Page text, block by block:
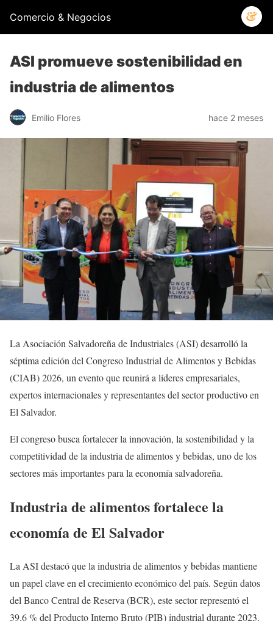
Comercio & Negocios
ASI promueve sostenibilidad en
industria de alimentos
Emilio Flores hace 2 meses
La Asociación Salvadoreña de Industriales (ASI) desarrolló la
séptima edición del Congreso Industrial de Alimentos y Bebidas
(CIAB) 2026, un evento que reunirá a líderes empresariales,
expertos internacionales y representantes del sector productivo en
El Salvador.
El congreso busca fortalecer la innovación, la sostenibilidad y la
competitividad de la industria de alimentos y bebidas, uno de los
sectores más importantes para la economía salvadoreña.
Industria de alimentos fortalece la
economía de El Salvador
La ASI destacó que la industria de alimentos y bebidas mantiene
un papel clave en el crecimiento económico del país. Según datos
del Banco Central de Reserva (BCR), este sector representó el
39.6 % del Producto Interno Bruto (PIB) industrial durante 2023.